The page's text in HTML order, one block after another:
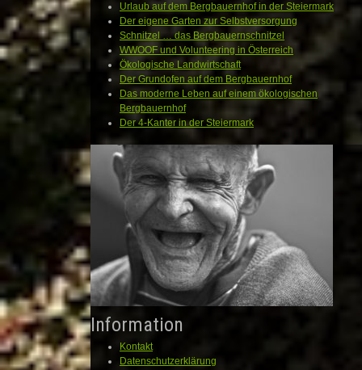
Urlaub auf dem Bergbauernhof in der Steiermark
Der eigene Garten zur Selbstversorgung
Schnitzel … das Bergbauernschnitzel
WWOOF und Volunteering in Österreich
Ökologische Landwirtschaft
Der Grundofen auf dem Bergbauernhof
Das moderne Leben auf einem ökologischen
Bergbauernhof
Der 4-Kanter in der Steiermark
Information
Kontakt
Datenschutzerklärung